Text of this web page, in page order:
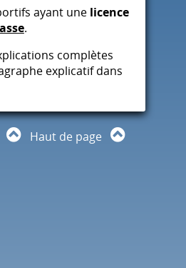
ayant une licence
.
complètes
explicatif dans
Haut de page